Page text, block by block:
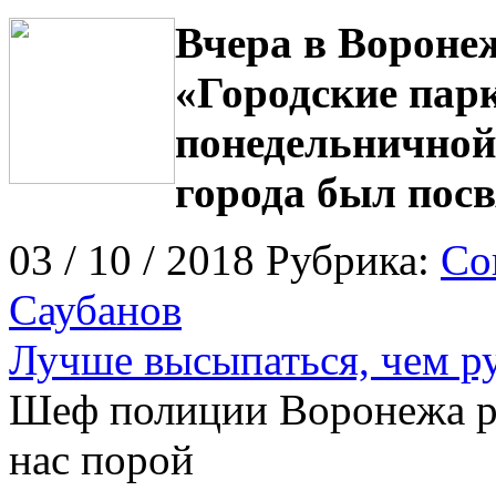
Вчера в
«Городские
города был
03 / 10 / 2018 Рубрика:
Саубанов
Лучше высыпаться, чем
Шеф полиции Воронежа
нас порой